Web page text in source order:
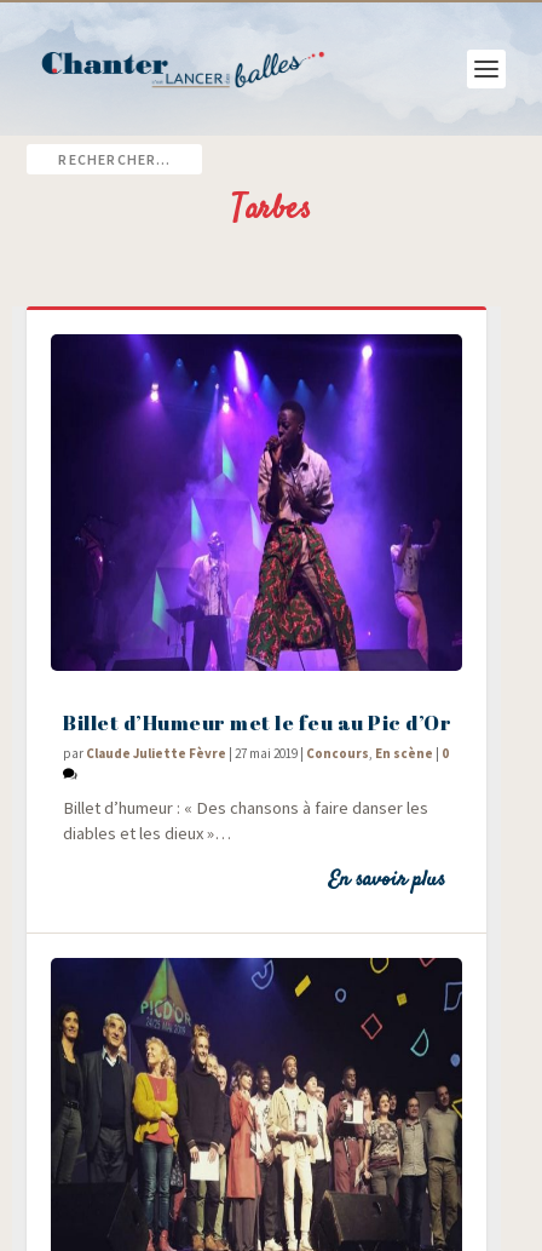
Tarbes
Billet d’Humeur met le feu au Pic d’Or
par Claude Juliette Fèvre |27 mai 2019 | Concours En scène | 0
Billet d’hu­meur : « Des chan­sons à faire dan­ser les
diables et les dieux »…
En savoir plus